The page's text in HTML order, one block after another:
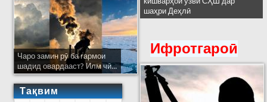
Чаро замин рӯ ба гармои
шадид овардааст? Илм чӣ...
Тақвим
шаҳри Деҳлӣ
Ифротгароӣ